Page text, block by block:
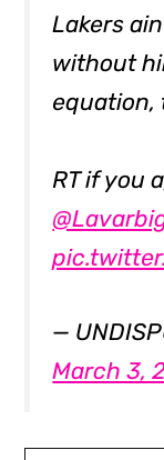
Lakers
without
equation,
RT if you
—
March 3,